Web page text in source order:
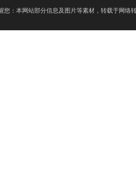
您：本网站部分信息及图片等素材，转载于网络